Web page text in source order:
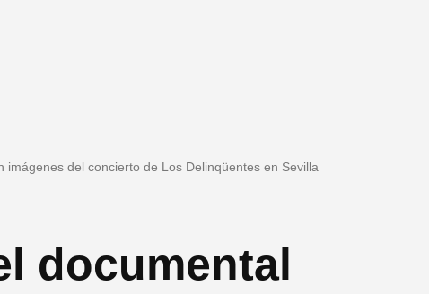
del concierto de Los Delinqüentes en Sevilla
documental